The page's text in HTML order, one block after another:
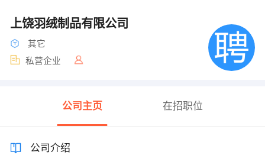
上饶羽绒制品有限公司
其它
私营企业
公司主页 在招职位
公司介绍